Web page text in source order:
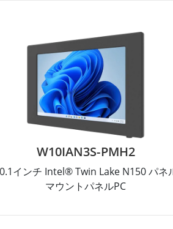
W10IAN3S-PMH2
インチ Intel® Twin Lake N150 パネ
マウントパネルPC